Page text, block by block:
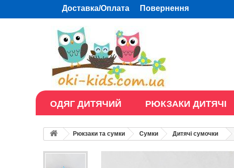
Доставка/Оплата Повернення
ОДЯГ ДИТЯЧИЙ РЮКЗАКИ ДИТЯЧІ
Рюкзаки та сумки Сумки Дитячі сумочки